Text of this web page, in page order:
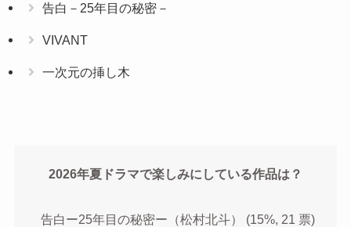
告白－25年目の秘密－
VIVANT
一次元の挿し木
2026年夏ドラマで楽しみにしている作品は？
告白ー25年目の秘密ー（松村北斗） (15%, 21 票)